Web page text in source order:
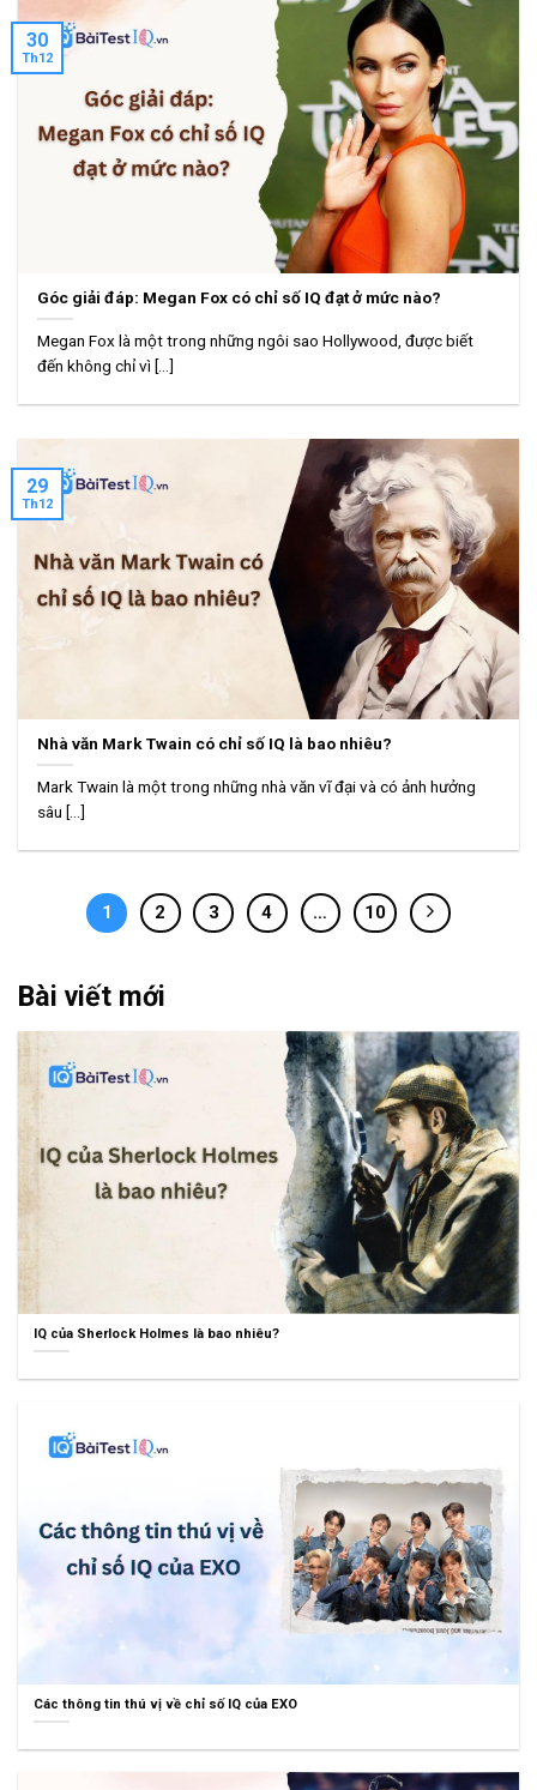
Góc giải đáp: Megan Fox có chỉ số IQ đạt ở mức nào?
Megan Fox là một trong những ngôi sao Hollywood, được biết
đến không chỉ vì [...]
30
Th12
Nhà văn Mark Twain có chỉ số IQ là bao nhiêu?
Mark Twain là một trong những nhà văn vĩ đại và có ảnh hưởng
sâu [...]
29
Th12
1 2 3 4 … 10
Bài viết mới
IQ của Sherlock Holmes là bao nhiêu?
Các thông tin thú vị về chỉ số IQ của EXO